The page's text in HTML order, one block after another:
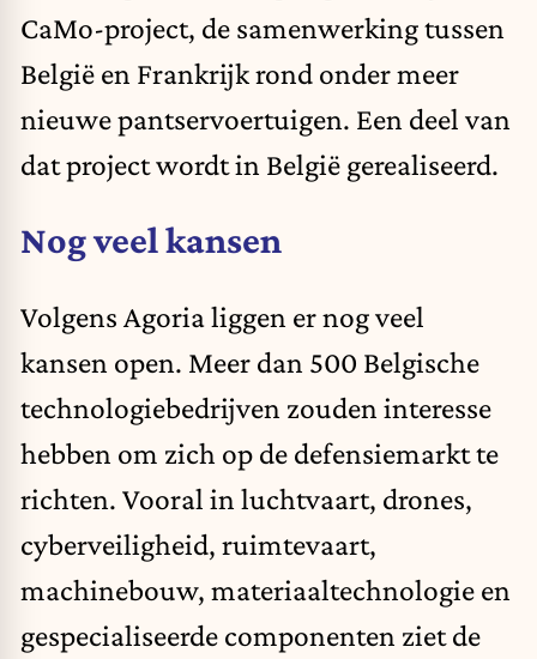
CaMo-project, de samenwerking tussen
België en Frankrijk rond onder meer
nieuwe pantservoertuigen. Een deel van
dat project wordt in België gerealiseerd.
Nog veel kansen
Volgens Agoria liggen er nog veel
kansen open. Meer dan 500 Belgische
technologiebedrijven zouden interesse
hebben om zich op de defensiemarkt te
richten. Vooral in luchtvaart, drones,
cyberveiligheid, ruimtevaart,
machinebouw, materiaaltechnologie en
gespecialiseerde componenten ziet de